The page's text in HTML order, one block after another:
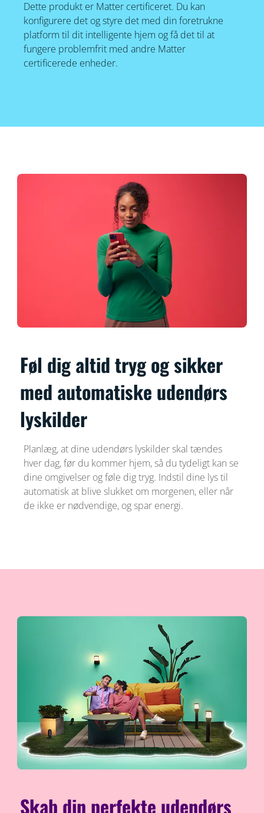
Dette produkt er Matter certificeret. Du kan
konfigurere det og styre det med din foretrukne
platform til dit intelligente hjem og få det til at
fungere problemfrit med andre Matter
certificerede enheder.
Føl dig altid tryg og sikker
med automatiske udendørs
lyskilder
Planlæg, at dine udendørs lyskilder skal tændes
hver dag, før du kommer hjem, så du tydeligt kan se
dine omgivelser og føle dig tryg. Indstil dine lys til
automatisk at blive slukket om morgenen, eller når
de ikke er nødvendige, og spar energi.
Skab din perfekte udendørs